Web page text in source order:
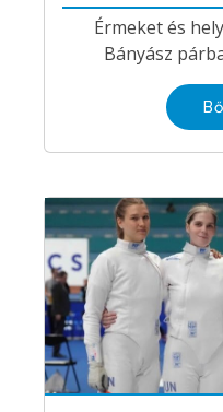
Érmeket és
Bányász